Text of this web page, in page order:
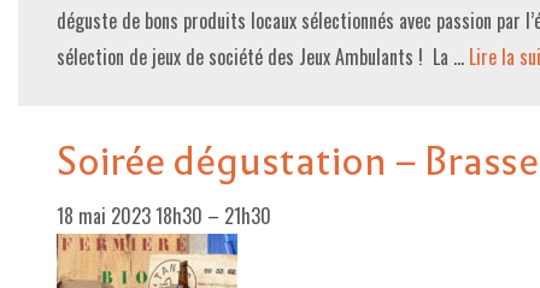
déguste de bons produits locaux sélectionnés avec passion par
sélection de jeux de société des Jeux Ambulants ! La … Lire la
Soirée dégustation –
18 mai 2023 18h30 – 21h30